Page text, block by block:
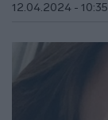
12.04.2024 - 10:35